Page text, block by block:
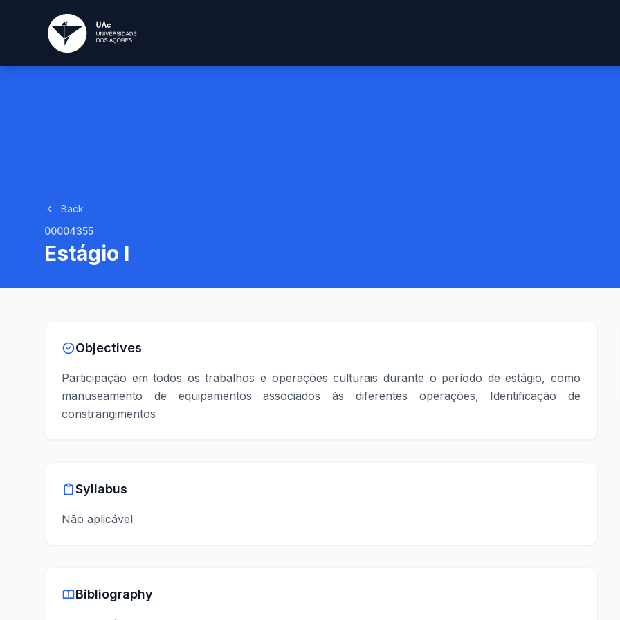
Back
00004355
Estágio I
Objectives
Participação em todos os trabalhos e operações culturais durante o período de estágio, como
manuseamento de equipamentos associados às diferentes operações, Identificação de
constrangimentos
Syllabus
Não aplicável
Bibliography